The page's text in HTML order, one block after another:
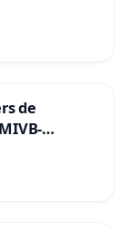
de
en Het